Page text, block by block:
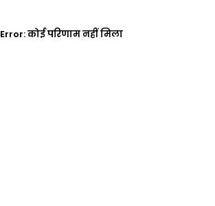
Error:कोई परिणाम नहीं मिला